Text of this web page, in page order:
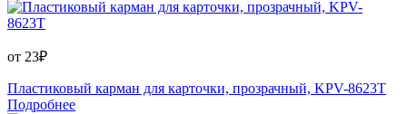
от 23₽
Пластиковый карман для карточки, прозрачный, KPV-8623T
Подробнее